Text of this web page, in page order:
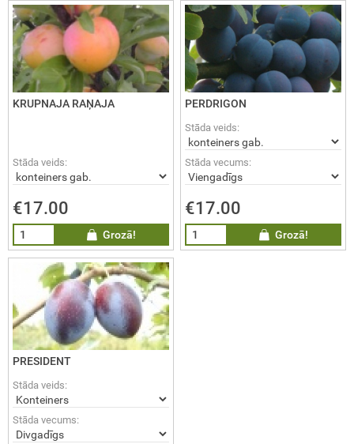
KRUPNAJA RAŅAJA
Stāda veids:
€17.00
Grozā!
PERDRIGON
Stāda veids:
Stāda vecums:
€17.00
Grozā!
PRESIDENT
Stāda veids:
Stāda vecums: